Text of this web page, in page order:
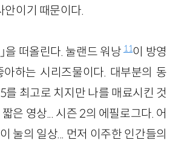
안이기 때문이다.
을 떠올린다. 눌랜드 워낭 11이 방영
아하는 시리즈물이다. 대부분의 동
를 최고로 치지만 나를 매료시킨 것
은 영상... 시즌 2의 에필로그다. 어
눌의 일상... 먼저 이주한 인간들의